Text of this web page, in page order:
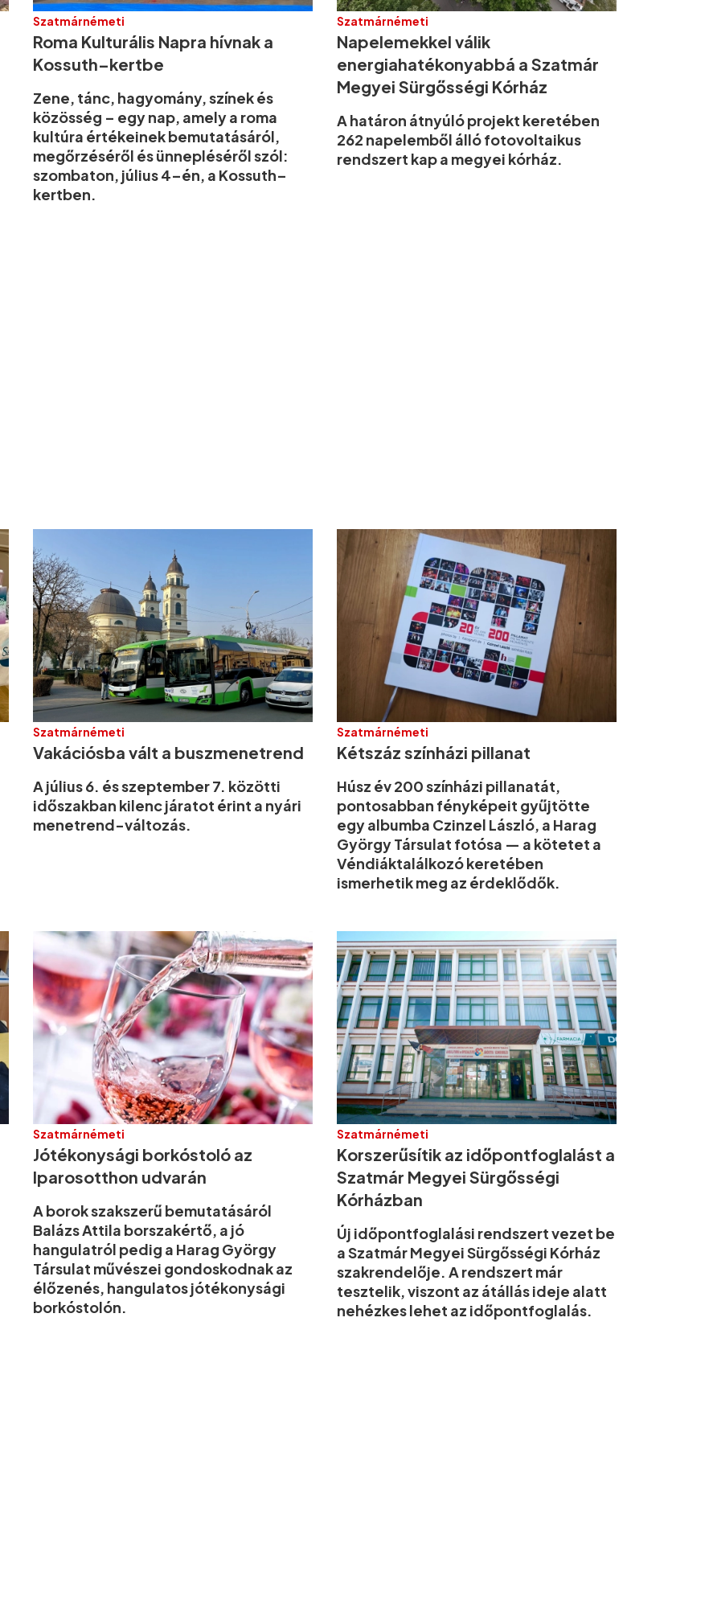
Szatmárnémeti
Roma Kulturális Napra hívnak a
Kossuth–kertbe
Zene, tánc, hagyomány, színek és
közösség – egy nap, amely a roma
kultúra értékeinek bemutatásáról,
megőrzéséről és ünnepléséről szól:
szombaton, július 4–én, a Kossuth–
kertben.
Szatmárnémeti
Napelemekkel válik
energiahatékonyabbá a Szatmár
Megyei Sürgősségi Kórház
A határon átnyúló projekt keretében
262 napelemből álló fotovoltaikus
rendszert kap a megyei kórház.
Szatmárnémeti
Vakációsba vált a buszmenetrend
A július 6. és szeptember 7. közötti
időszakban kilenc járatot érint a nyári
menetrend-változás.
Szatmárnémeti
Kétszáz színházi pillanat
Húsz év 200 színházi pillanatát,
pontosabban fényképeit gyűjtötte
egy albumba Czinzel László, a Harag
György Társulat fotósa — a kötetet a
Véndiáktalálkozó keretében
ismerhetik meg az érdeklődők.
Szatmárnémeti
Jótékonysági borkóstoló az
Iparosotthon udvarán
A borok szakszerű bemutatásáról
Balázs Attila borszakértő, a jó
hangulatról pedig a Harag György
Társulat művészei gondoskodnak az
élőzenés, hangulatos jótékonysági
borkóstolón.
Szatmárnémeti
Korszerűsítik az időpontfoglalást a
Szatmár Megyei Sürgősségi
Kórházban
Új időpontfoglalási rendszert vezet be
a Szatmár Megyei Sürgősségi Kórház
szakrendelője. A rendszert már
tesztelik, viszont az átállás ideje alatt
nehézkes lehet az időpontfoglalás.